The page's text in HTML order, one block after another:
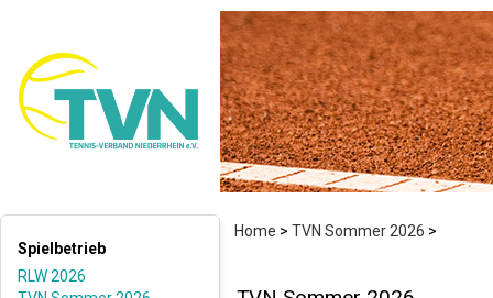
Home > TVN Sommer 2026 >
Spielbetrieb
RLW 2026